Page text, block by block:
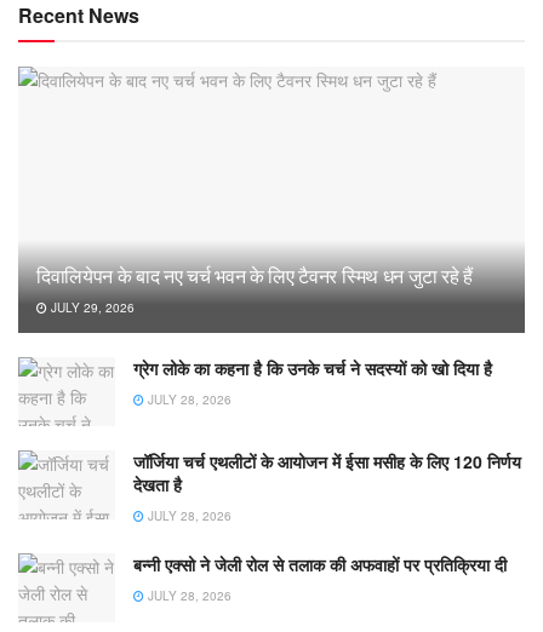
Recent News
दिवालियेपन के बाद नए चर्च भवन के लिए टैवनर स्मिथ धन जुटा रहे हैं
JULY 29, 2026
ग्रेग लोके का कहना है कि उनके चर्च ने सदस्यों को खो दिया है
JULY 28, 2026
जॉर्जिया चर्च एथलीटों के आयोजन में ईसा मसीह के लिए 120 निर्णय
देखता है
JULY 28, 2026
बन्नी एक्सो ने जेली रोल से तलाक की अफवाहों पर प्रतिक्रिया दी
JULY 28, 2026